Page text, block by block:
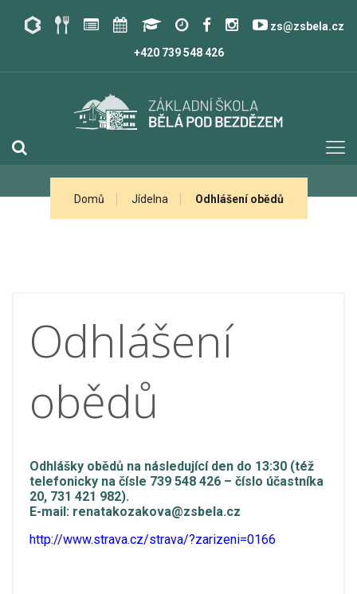
zs@zsbela.cz
+420 739 548 426
Domů Jídelna Odhlášení obědů
Odhlášení
obědů
Odhlášky obědů na následující den do 13:30 (též
telefonicky na čísle 739 548 426 – číslo účastníka
20, 731 421 982).
E-mail: renatakozakova@zsbela.cz
http://www.strava.cz/strava/?zarizeni=0166